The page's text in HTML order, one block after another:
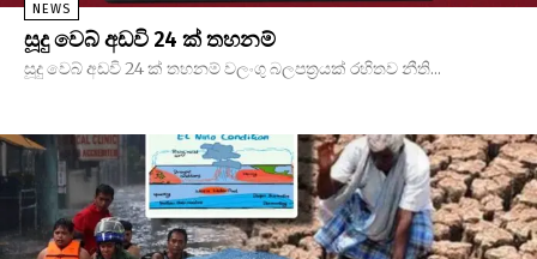
NEWS
සූදු වෙබ් අඩවි 24 ක් තහනම්
සූදු වෙබ් අඩවි 24 ක් තහනම් වලංගු බලපත්‍රයක් රහිතව නීති...